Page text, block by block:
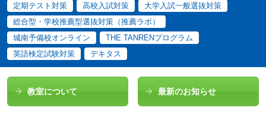
定期テスト対策
高校入試対策
大学入試一般選抜対策
総合型・学校推薦型選抜対策（推薦ラボ）
城南予備校オンライン
THE TANRENプログラム
英語検定試験対策
デキタス
教室について 最新のお知らせ